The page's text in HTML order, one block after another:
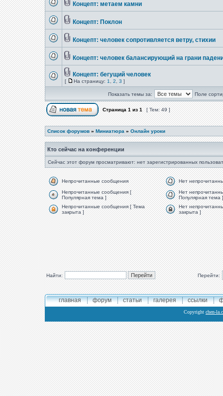
Концепт: метаем камни
Концепт: Поклон
Концепт: человек сопротивляется ветру, стихии
Концепт: человек балансирующий на грани
Концепт: бегущий человек
[ На страницу: 1 2 3 ]
Показать темы за: Поле
Страница1из1 [ Тем: 49 ]
Список форумов » Миниатюра » Онлайн уроки
Кто сейчас на конференции
Сейчас этот форум просматривают: нет зарегистрированных
Непрочитанные сообщения
Нет
Непрочитанные сообщения [
Популярная тема ]
Нет
Популярная тема ]
Непрочитанные сообщения [ Тема
закрыта ]
Нет
закрыта ]
Найти: Перейти:
главная форум статьи галерея ссылки
Copyright chen-